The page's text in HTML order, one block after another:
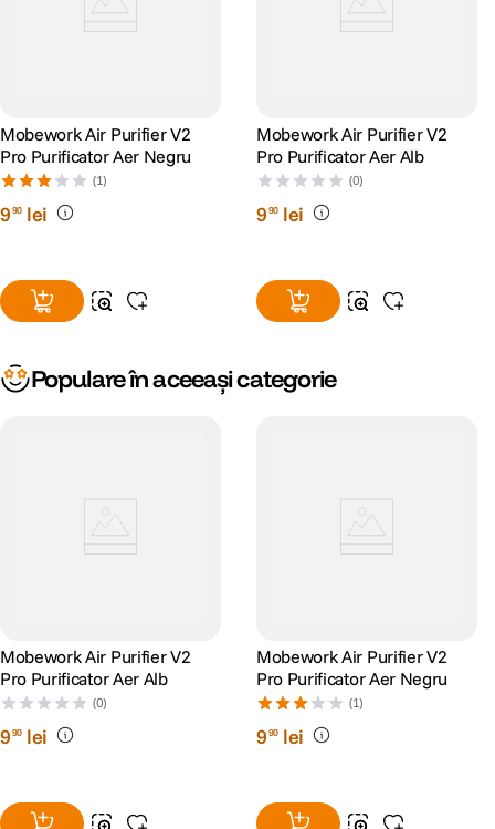
Mobework Air Purifier V2
Pro Purificator Aer Negru
(1)
990 lei
Mobework Air Purifier V2
Pro Purificator Aer Alb
(0)
990 lei
Populare în aceeași categorie
Mobework Air Purifier V2
Pro Purificator Aer Alb
(0)
990 lei
Mobework Air Purifier V2
Pro Purificator Aer Negru
(1)
990 lei